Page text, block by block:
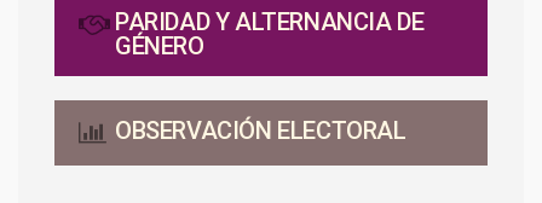
PARIDAD Y ALTERNANCIA DE
GÉNERO
OBSERVACIÓN ELECTORAL